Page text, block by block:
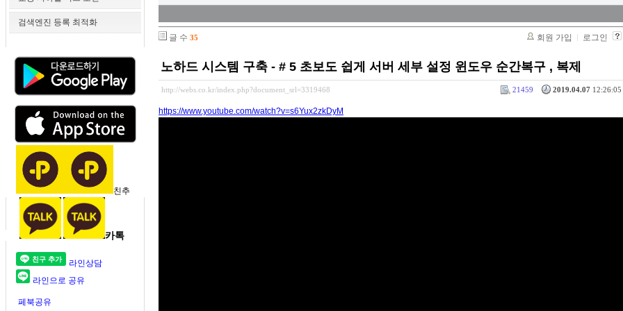
검색엔진 등록 최적화
친추
카톡
라인상담
라인으로 공유
페북공유
글 수 35 회원 가입 로그인
노하드 시스템 구축 - # 5 초보도 쉽게 서버 세부 설정 윈도우 순간복구 , 복제
http://webs.co.kr/index.php?document_srl=3319468 2019.04.07
21459
https://www.youtube.com/watch?v=s6Yux2zkDyM